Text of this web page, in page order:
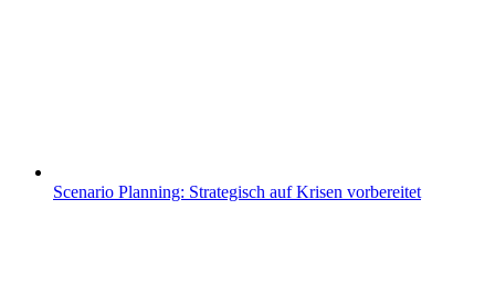
Scenario Planning: Strategisch auf Krisen vorbereitet